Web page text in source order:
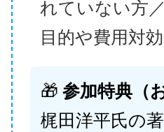
れていない方
目的や費用対
🎁 参加特典（
梶田洋平氏の